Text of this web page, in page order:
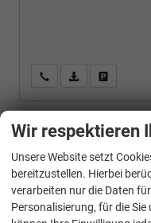
Wir rufen Sie an
PDF-
Volkswagen Polo
Wir respektieren
Unsere Website setzt
bereitzustellen. Hierbei
verarbeiten nur die Daten
Personalisierung, für die